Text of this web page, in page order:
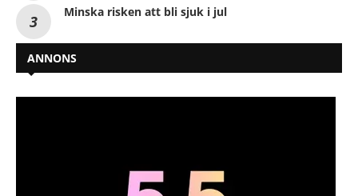
Minska risken att bli sjuk i jul
ANNONS